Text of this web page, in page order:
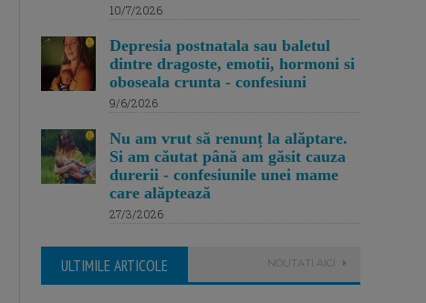
10/7/2026
Depresia postnatala sau baletul
dintre dragoste, emotii, hormoni si
oboseala crunta - confesiuni
9/6/2026
Nu am vrut să renunț la alăptare.
Si am căutat până am găsit cauza
durerii - confesiunile unei mame
care alăptează
27/3/2026
ULTIMILE ARTICOLE NOUTATI AICI